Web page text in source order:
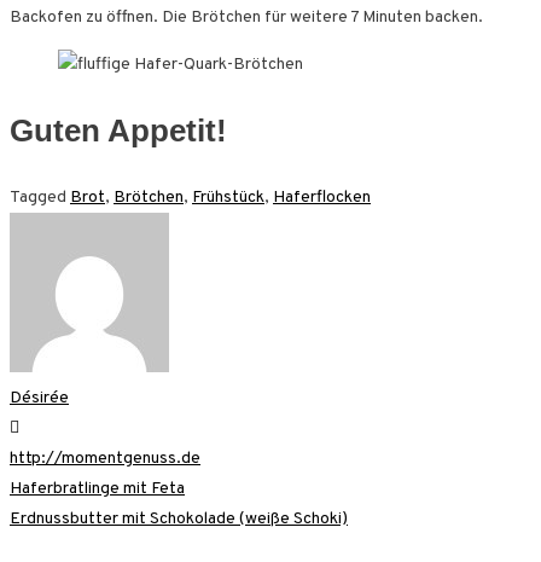
Backofen zu öffnen. Die Brötchen für weitere 7 Minuten backen.
Guten Appetit!
Tagged Brot, Brötchen, Frühstück, Haferflocken
Désirée
http://momentgenuss.de
Beitragsnavigation
Haferbratlinge mit Feta
Erdnussbutter mit Schokolade (weiße Schoki)